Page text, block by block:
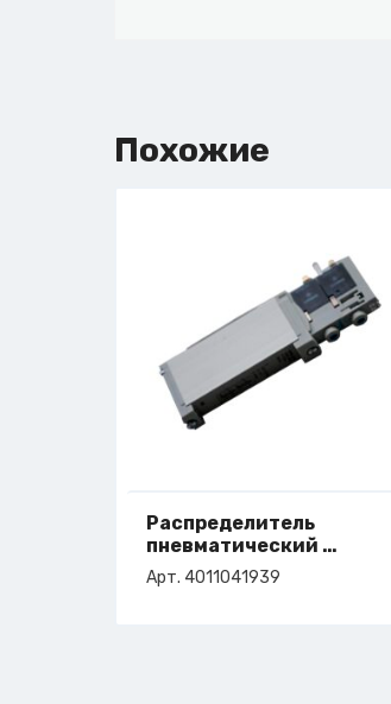
Похожие
Распределитель
пневматический
арт. 4-011-04-1939
Арт. 4011041939